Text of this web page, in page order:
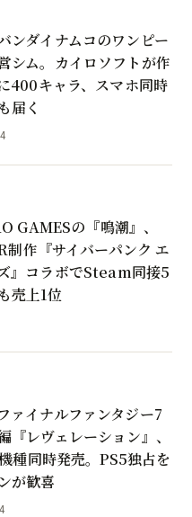
ンダイナムコのワンピー
シム。カイロソフトが作
400キャラ、スマホ同時
届く
GAMESの『鳴潮』、
制作『サイバーパンク エ
』コラボでSteam同接5
売上1位
ァイナルファンタジー7
『レヴェレーション』、
種同時発売。PS5独占を
が歓喜